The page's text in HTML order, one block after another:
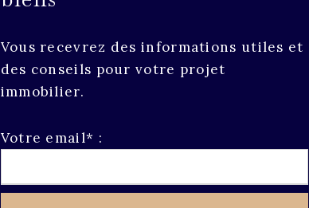
Vous recevrez des informations utiles et
des conseils pour votre projet
immobilier.
Votre email* :